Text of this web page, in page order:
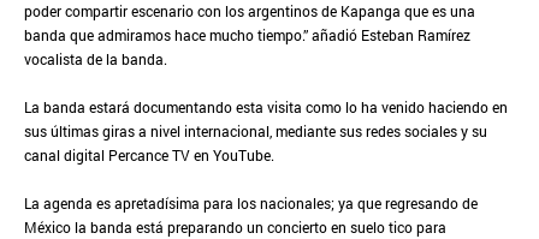
poder compartir escenario con los argentinos de Kapanga que es una
banda que admiramos hace mucho tiempo.” añadió Esteban Ramírez
vocalista de la banda.
La banda estará documentando esta visita como lo ha venido haciendo en
sus últimas giras a nivel internacional, mediante sus redes sociales y su
canal digital Percance TV en YouTube.
La agenda es apretadísima para los nacionales; ya que regresando de
México la banda está preparando un concierto en suelo tico para